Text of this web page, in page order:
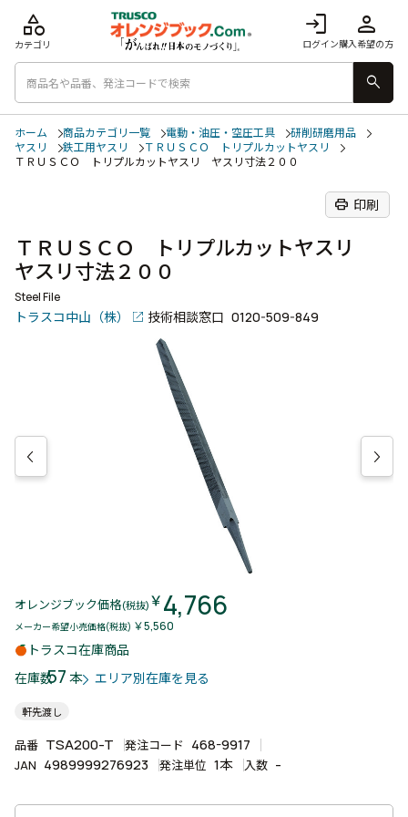
login
ログイン
person
購入希望の方
category
カテゴリ
search
ホーム 商品カテゴリ一覧 電動・油圧・空圧工具
研削研磨用品
ヤスリ
鉄工用ヤスリ
ＴＲＵＳＣＯ トリプルカットヤスリ
ＴＲＵＳＣＯ トリプルカットヤスリ ヤスリ寸法２００
print 印刷
ＴＲＵＳＣＯ トリプルカットヤスリ
ヤスリ寸法２００
Steel File
トラスコ中山（株） 技術相談窓口 0120-509-849
オレンジブック価格(税抜) ￥4,766
メーカー希望小売価格(税抜) ￥5,560
トラスコ在庫商品
在庫数57本 エリア別在庫を見る
軒先渡し
品番 TSA200-T 発注コード 468-9917
JAN 4989999276923 発注単位 1本 入数 -